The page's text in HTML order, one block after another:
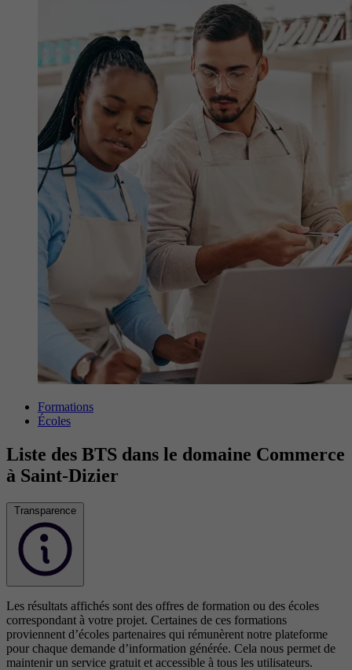
Formations
Écoles
Liste des BTS dans le domaine Commerce
à Saint-Dizier
Transparence
Les résultats affichés sont des offres de formation ou des écoles
correspondant à votre projet. Certaines de ces formations
proviennent d’écoles partenaires qui rémunèrent notre plateforme
pour chaque demande d’information générée. Cela nous permet de
maintenir un service gratuit et accessible à tous les utilisateurs.